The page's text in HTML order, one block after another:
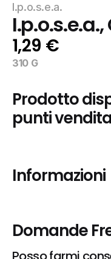
I.p.o.s.e.a.
1,29 €
310 G
Prodotto
punti
Informazioni
Domande